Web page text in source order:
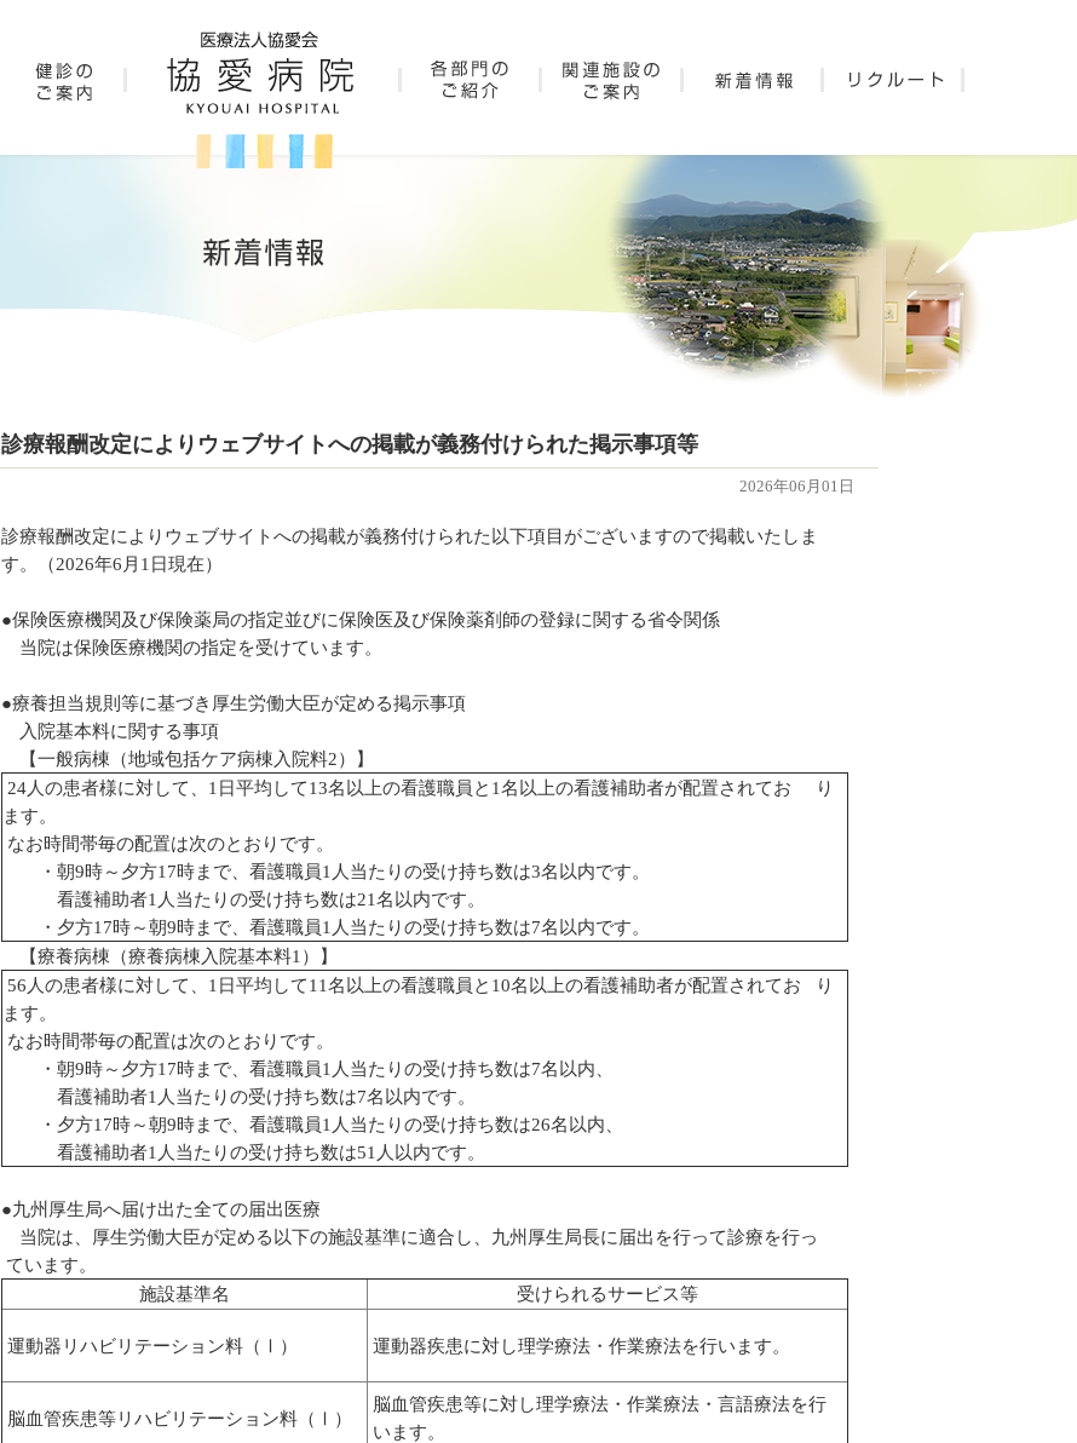
診療報酬改定によりウェブサイトへの掲載が義務付けられた掲示事項等
2026年06月01日
診療報酬改定によりウェブサイトへの掲載が義務付けられた以下項目がございますので掲載いたしま
す。（2026年6月1日現在）
●保険医療機関及び保険薬局の指定並びに保険医及び保険薬剤師の登録に関する省令関係
当院は保険医療機関の指定を受けています。
●療養担当規則等に基づき厚生労働大臣が定める掲示事項
入院基本料に関する事項
【一般病棟（地域包括ケア病棟入院料2）】
24人の患者様に対して、1日平均して13名以上の看護職員と1名以上の看護補助者が配置されてお り
ます。
なお時間帯毎の配置は次のとおりです。
・朝9時～夕方17時まで、看護職員1人当たりの受け持ち数は3名以内です。
看護補助者1人当たりの受け持ち数は21名以内です。
・夕方17時～朝9時まで、看護職員1人当たりの受け持ち数は7名以内です。
【療養病棟（療養病棟入院基本料1）】
56人の患者様に対して、1日平均して11名以上の看護職員と10名以上の看護補助者が配置されてお り
ます。
なお時間帯毎の配置は次のとおりです。
・朝9時～夕方17時まで、看護職員1人当たりの受け持ち数は7名以内、
看護補助者1人当たりの受け持ち数は7名以内です。
・夕方17時～朝9時まで、看護職員1人当たりの受け持ち数は26名以内、
看護補助者1人当たりの受け持ち数は51人以内です。
●九州厚生局へ届け出た全ての届出医療
当院は、厚生労働大臣が定める以下の施設基準に適合し、九州厚生局長に届出を行って診療を行っ
ています。
施設基準名
受けられるサービス等
運動器リハビリテーション料（Ⅰ） 運動器疾患に対し理学療法・作業療法を行います。
脳血管疾患等リハビリテーション料（Ⅰ）
脳血管疾患等に対し理学療法・作業療法・言語療法を行
います。